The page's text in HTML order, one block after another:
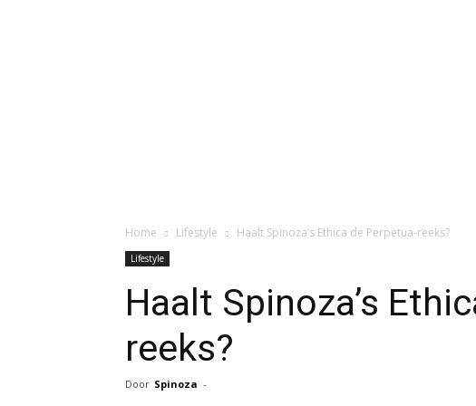
Home Lifestyle Haalt Spinoza’s Ethica de Perpetua-reeks?
Lifestyle
Haalt Spinoza’s
reeks?
Door Spinoza -